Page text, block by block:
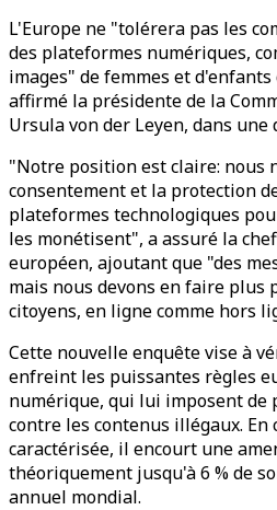
L'Europe ne "tolérera pas les
des plateformes numériques,
images" de femmes et
affirmé la présidente de la
Ursula von der Leyen, dans une
"Notre position est claire: nous
consentement et la protection
plateformes technologiques
les monétisent", a assuré la
européen, ajoutant que "des
mais nous devons en faire plus
citoyens, en ligne comme hors
Cette nouvelle enquête vise à
enfreint les puissantes règles
numérique, qui lui imposent
contre les contenus illégaux.
caractérisée, il encourt une
théoriquement jusqu'à 6 % de
annuel mondial.